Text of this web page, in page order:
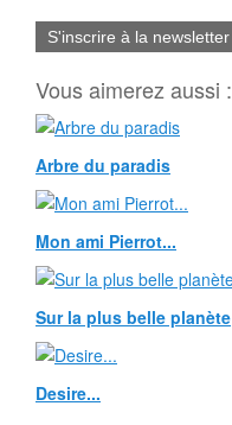
S'inscrire à la newsletter
Vous aimerez aussi :
Arbre du paradis
Mon ami Pierrot...
Sur la plus belle planète
Desire...